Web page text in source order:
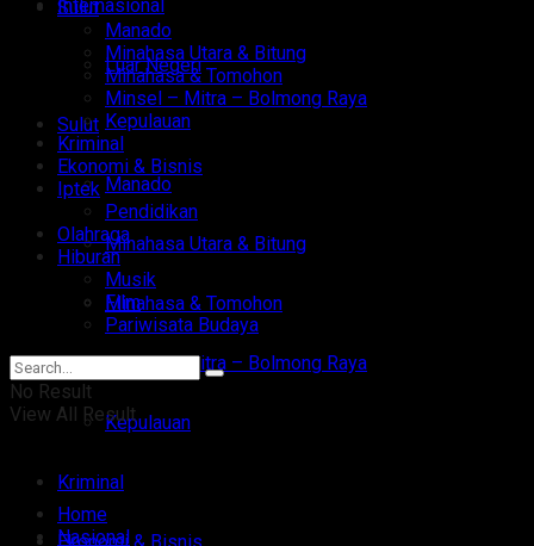
Internasional
Luar Negeri
Sulut
Manado
Minahasa Utara & Bitung
Minahasa & Tomohon
Minsel – Mitra – Bolmong Raya
Kepulauan
Kriminal
Sulut
Manado
Minahasa Utara & Bitung
Minahasa & Tomohon
Minsel – Mitra – Bolmong Raya
Kepulauan
Kriminal
Ekonomi & Bisnis
Iptek
Pendidikan
Olahraga
Hiburan
Musik
Film
Pariwisata Budaya
No Result
View All Result
Home
Nasional